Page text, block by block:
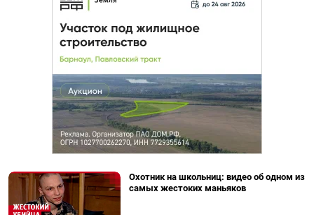
Охотник на школьниц: видео об одном из
самых жестоких маньяков